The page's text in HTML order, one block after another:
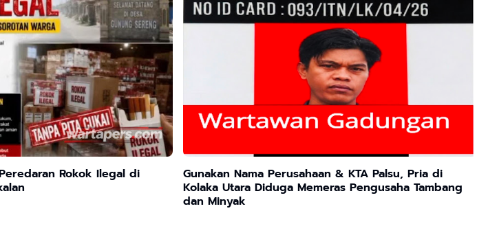
Rokok Ilegal di
Gunakan Nama Perusahaan & KTA Palsu, Pria di
Kolaka Utara Diduga Memeras Pengusaha Tambang
dan Minyak